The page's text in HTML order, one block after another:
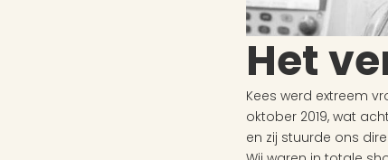
Het
Kees werd extreem
oktober 2019, wat
en zij stuurde ons